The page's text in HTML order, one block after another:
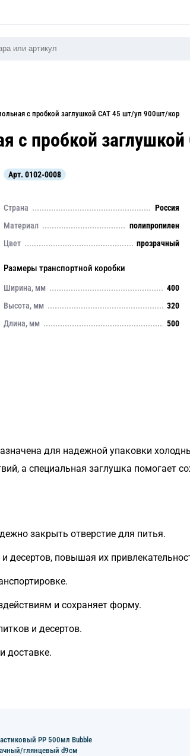
с пробкой заглушкой CAT 45 шт/уп 900шт/кор
с пробкой
Арт. 0102-0008
Страна
Россия
Материал
полипропилен
Цвет
прозрачный
Размеры транспортной коробки
Ширина, мм
400
Высота, мм
320
Длина, мм
500
для надежной упаковки
а специальная заглушка помогает
закрыть отверстие для питья.
десертов, повышая их
и сохраняет форму.
и десертов.
доставке.
PP 500мл Bubble
глянцевый d9см